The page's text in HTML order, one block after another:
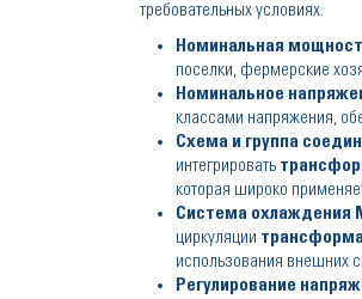
требовательных условиях.
Номинальная
поселки, фермерские
Номинальное
классами напряжения,
Схема и группа
интегрировать
которая широко
Система охлаждения
циркуляции
использования внешних
Регулирование